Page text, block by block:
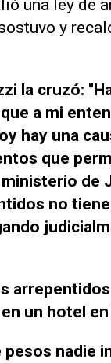
una ley de
y
la cruzó:
a mi
hay una
que
de
no
un hotel
nadie